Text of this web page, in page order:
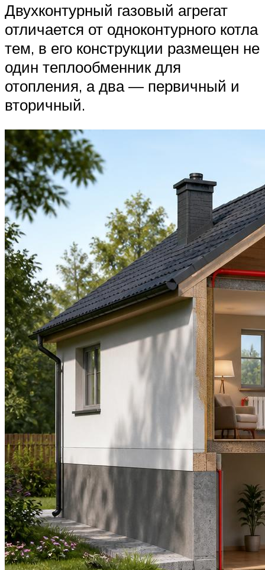
Двухконтурный газовый агрегат
отличается от одноконтурного котла
тем, в его конструкции размещен не
один теплообменник для
отопления, а два — первичный и
вторичный.